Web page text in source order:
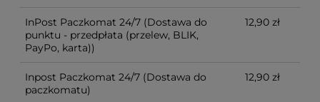
InPost Paczkomat 24/7 (Dostawa do
punktu - przedpłata (przelew, BLIK,
PayPo, karta))
12,90 zł
Inpost Paczkomat 24/7 (Dostawa do
paczkomatu)
12,90 zł